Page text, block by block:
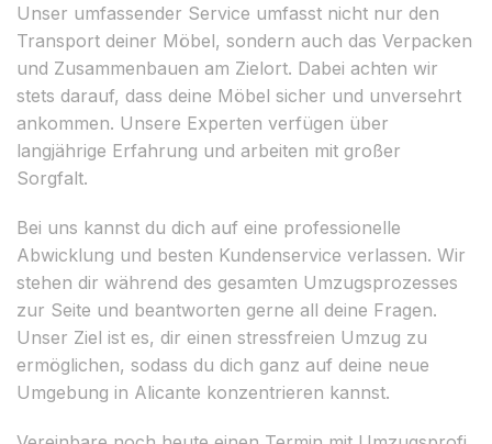
Unser umfassender Service umfasst nicht nur den
Transport deiner Möbel, sondern auch das Verpacken
und Zusammenbauen am Zielort. Dabei achten wir
stets darauf, dass deine Möbel sicher und unversehrt
ankommen. Unsere Experten verfügen über
langjährige Erfahrung und arbeiten mit großer
Sorgfalt.
Bei uns kannst du dich auf eine professionelle
Abwicklung und besten Kundenservice verlassen. Wir
stehen dir während des gesamten Umzugsprozesses
zur Seite und beantworten gerne all deine Fragen.
Unser Ziel ist es, dir einen stressfreien Umzug zu
ermöglichen, sodass du dich ganz auf deine neue
Umgebung in Alicante konzentrieren kannst.